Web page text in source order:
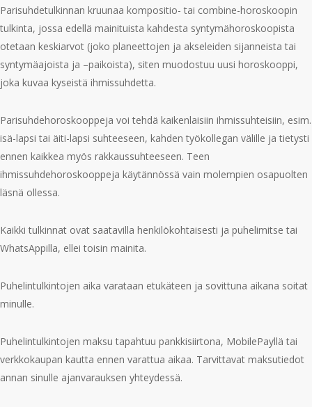
Parisuhdetulkinnan kruunaa kompositio- tai combine-horoskoopin
tulkinta, jossa edellä mainituista kahdesta syntymähoroskoopista
otetaan keskiarvot (joko planeettojen ja akseleiden sijanneista tai
syntymäajoista ja –paikoista), siten muodostuu uusi horoskooppi,
joka kuvaa kyseistä ihmissuhdetta.
Parisuhdehoroskooppeja voi tehdä kaikenlaisiin ihmissuhteisiin, esim.
isä-lapsi tai äiti-lapsi suhteeseen, kahden työkollegan välille ja tietysti
ennen kaikkea myös rakkaussuhteeseen. Teen
ihmissuhdehoroskooppeja käytännössä vain molempien osapuolten
läsnä ollessa.
Kaikki tulkinnat ovat saatavilla henkilökohtaisesti ja puhelimitse tai
WhatsAppilla, ellei toisin mainita.
Puhelintulkintojen aika varataan etukäteen ja sovittuna aikana soitat
minulle.
Puhelintulkintojen maksu tapahtuu pankkisiirtona, MobilePayllä tai
verkkokaupan kautta ennen varattua aikaa. Tarvittavat maksutiedot
annan sinulle ajanvarauksen yhteydessä.